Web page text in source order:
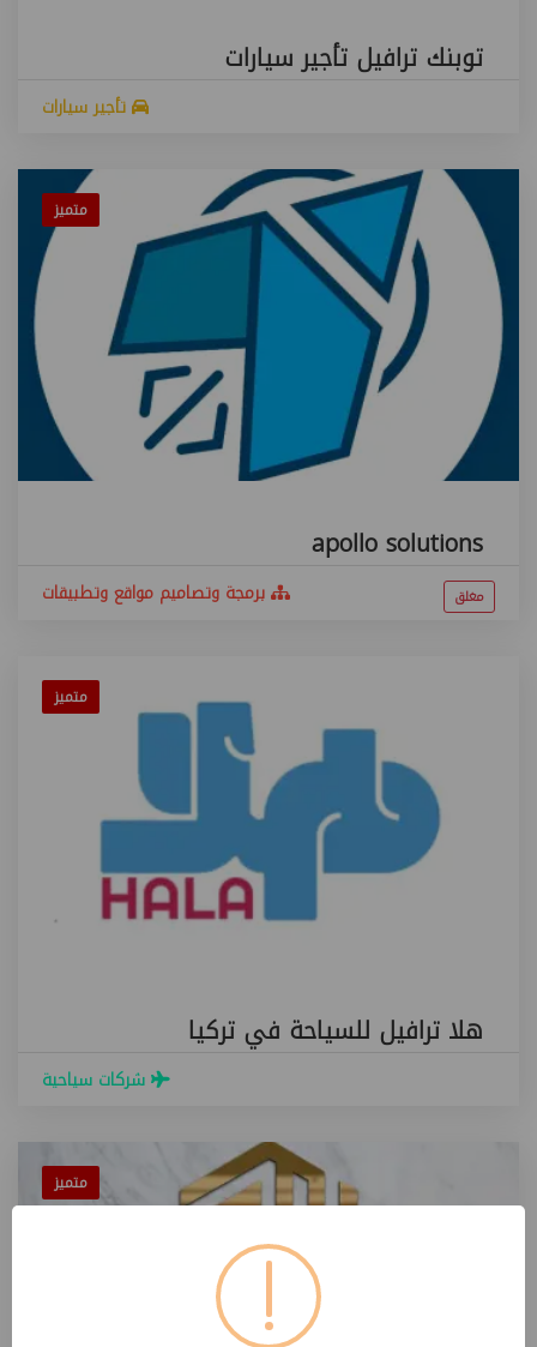
توبنك ترافيل تأجير سيارات
تأجير سيارات
متميز
apollo solutions
برمجة وتصاميم مواقع وتطبيقات مغلق
متميز
هلا ترافيل للسياحة في تركيا
شركات سياحية
متميز